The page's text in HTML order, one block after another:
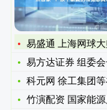
易盛通 上海网球大师赛｜止步首轮的张之臻“有一点自豪
易方达证券 组委会一纸
科元网 徐工集团等
竹演配资 国家能源局